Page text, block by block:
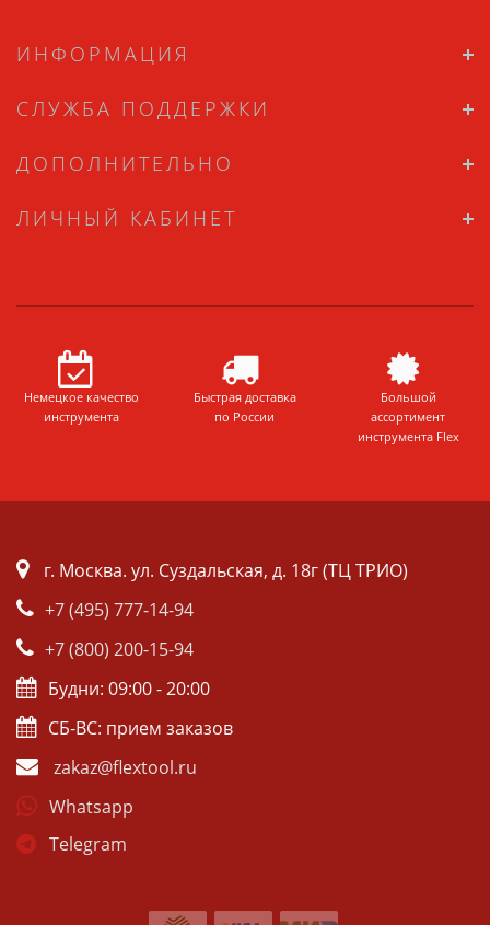
ИНФОРМАЦИЯ
СЛУЖБА ПОДДЕРЖКИ
ДОПОЛНИТЕЛЬНО
ЛИЧНЫЙ КАБИНЕТ
Немецкое качество
инструмента
Быстрая доставка
по России
Большой
ассортимент
инструмента Flex
г. Москва. ул. Суздальская, д. 18г (ТЦ ТРИО)
+7 (495) 777-14-94
+7 (800) 200-15-94
Будни: 09:00 - 20:00
СБ-ВС: прием заказов
zakaz@flextool.ru
Whatsapp
Telegram